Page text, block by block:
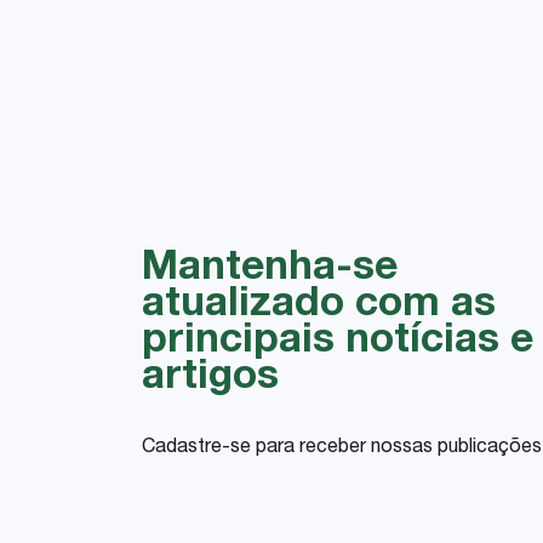
Mantenha-se
atualizado com as
principais notícias e
artigos
Cadastre-se para receber nossas